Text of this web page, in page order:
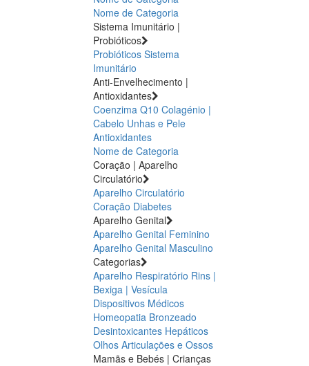
Nome de Categoria
Sistema Imunitário |
Probióticos
Probióticos Sistema
Imunitário
Anti-Envelhecimento |
Antioxidantes
Coenzima Q10 Colagénio |
Cabelo Unhas e Pele
Antioxidantes
Nome de Categoria
Coração | Aparelho
Circulatório
Aparelho Circulatório
Coração Diabetes
Aparelho Genital
Aparelho Genital Feminino
Aparelho Genital Masculino
Categorias
Aparelho Respiratório Rins |
Bexiga | Vesícula
Dispositivos Médicos
Homeopatia Bronzeado
Desintoxicantes Hepáticos
Olhos Articulações e Ossos
Mamãs e Bebés | Crianças